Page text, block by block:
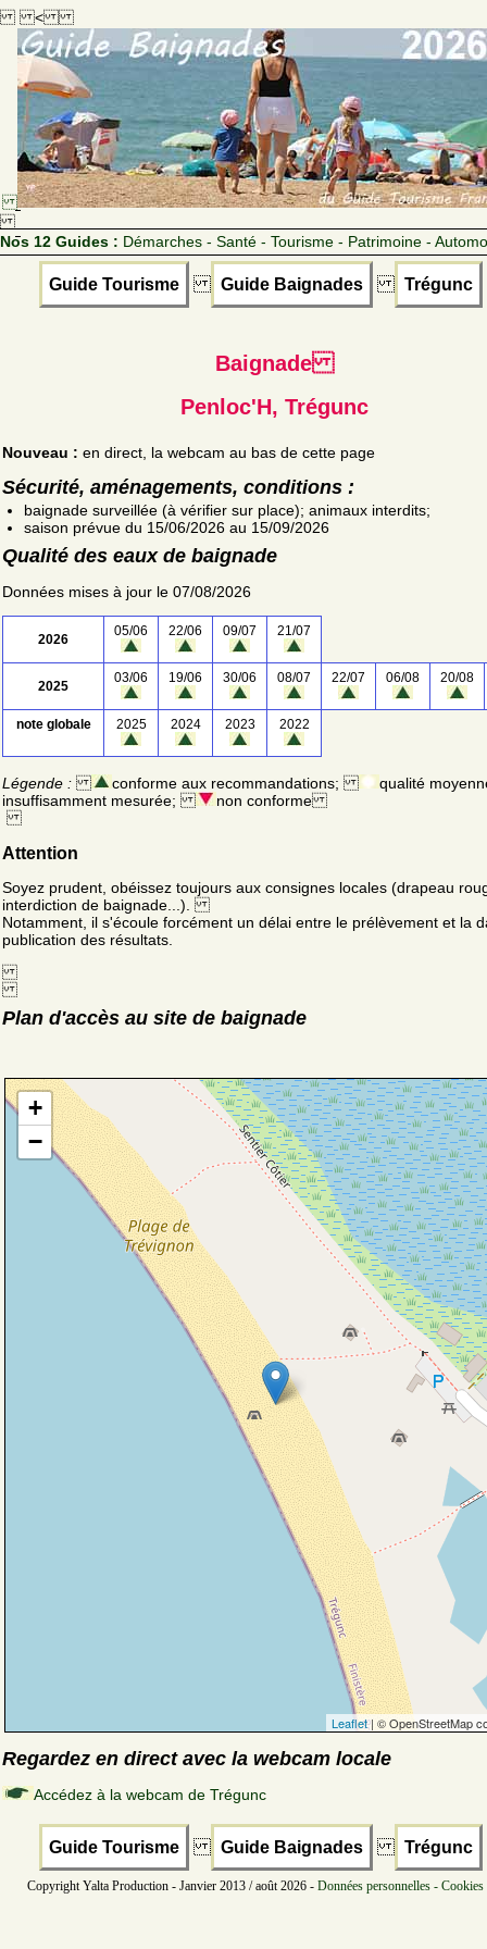
<
Nos 12 Guides : Démarches - Santé - Tourisme - Patrimoine -
Guide Tourisme Guide Baignades Trégunc
Baignade
Penloc'H, Trégunc
Nouveau : en direct, la webcam au bas de cette page
Sécurité, aménagements, conditions :
baignade surveillée (à vérifier sur place); animaux interdits;
saison prévue du 15/06/2026 au 15/09/2026
Qualité des eaux de baignade
Données mises à jour le 07/08/2026
2026
05/06 22/06 09/07 21/07
2025
03/06 19/06 30/06 08/07 22/07 06/08 20/08
note globale 2025 2024 2023 2022
Légende : conforme aux recommandations;
qualité
insuffisamment mesurée;
non conforme
Attention
Soyez prudent, obéissez toujours aux consignes locales (drapeau
interdiction de baignade...).
Notamment, il s'écoule forcément un délai entre le prélèvement et la
publication des résultats.
Plan d'accès au site de baignade
+
−
Leaflet| © OpenStreetMap
Regardez en direct avec la webcam locale
Accédez à la webcam de Trégunc
Guide Tourisme Guide Baignades Trégunc
Copyright Yalta Production - Janvier 2013 / août 2026 - Données personnelles -